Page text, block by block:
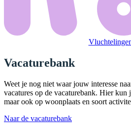
Vacaturebank
Weet je nog niet waar jouw interesse
vacatures op de vacaturebank. Hier kun
maar ook op woonplaats en soort
Naar de vacaturebank